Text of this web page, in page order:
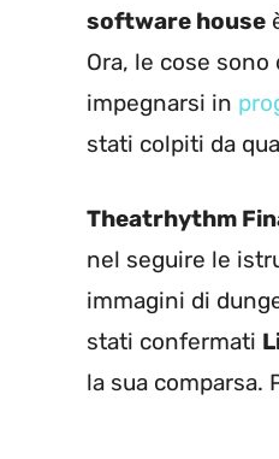
software house
Ora, le cose
impegnarsi in
stati colpiti da
Theatrhythm
nel seguire le
immagini di
stati confermati
la sua comparsa.